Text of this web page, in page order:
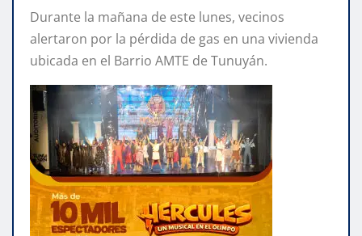
Durante la mañana de este lunes, vecinos
alertaron por la pérdida de gas en una vivienda
ubicada en el Barrio AMTE de Tunuyán.